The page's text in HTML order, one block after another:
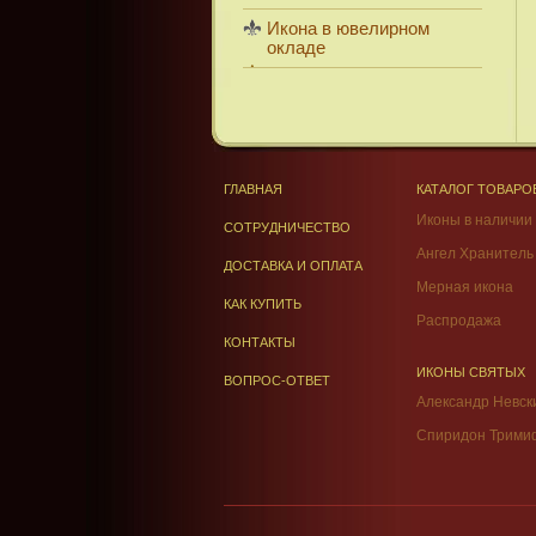
Икона в ювелирном
окладе
ГЛАВНАЯ
СОТРУДНИЧЕСТВО
ДОСТАВКА И ОПЛАТА
КАК КУПИТЬ
КОНТАКТЫ
ВОПРОС-ОТВЕТ
КАТАЛОГ
Иконы в наличии
Ангел Хранитель
Мерная икона
Распродажа
ИКОНЫ СВЯТЫХ
Александр
Спиридон